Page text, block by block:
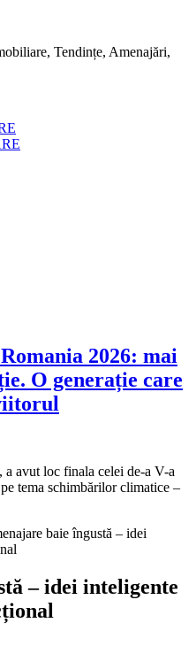
Tendințe, Amenajări,
2026: mai
O generație care
a avut loc finala celei de-a V-a
tema schimbărilor climatice –
baie îngustă – idei
– idei inteligente